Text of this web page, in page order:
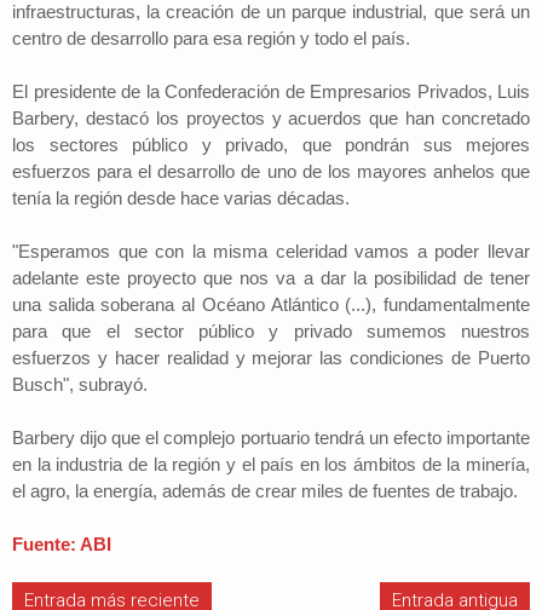
infraestructuras, la creación de un parque industrial, que será un
centro de desarrollo para esa región y todo el país.
El presidente de la Confederación de Empresarios Privados, Luis
Barbery, destacó los proyectos y acuerdos que han concretado
los sectores público y privado, que pondrán sus mejores
esfuerzos para el desarrollo de uno de los mayores anhelos que
tenía la región desde hace varias décadas.
"Esperamos que con la misma celeridad vamos a poder llevar
adelante este proyecto que nos va a dar la posibilidad de tener
una salida soberana al Océano Atlántico (...), fundamentalmente
para que el sector público y privado sumemos nuestros
esfuerzos y hacer realidad y mejorar las condiciones de Puerto
Busch", subrayó.
Barbery dijo que el complejo portuario tendrá un efecto importante
en la industria de la región y el país en los ámbitos de la minería,
el agro, la energía, además de crear miles de fuentes de trabajo.
Fuente: ABI
Entrada más reciente Entrada antigua